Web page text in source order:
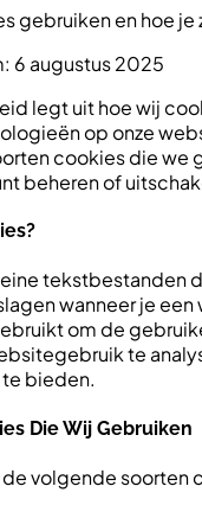
gebruiken en hoe je
6 augustus 2025
legt uit hoe wij
op onze
cookies die we
beheren of
tekstbestanden
wanneer je
om de
te
bieden.
Die Wij Gebruiken
volgende soorten